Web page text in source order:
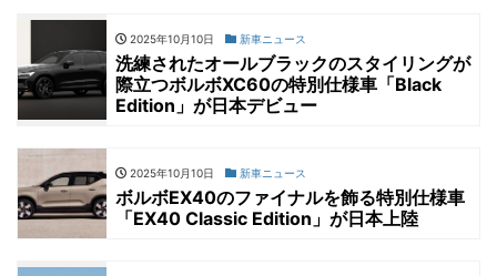
2025年10月10日 新車ニュース
洗練されたオールブラックのスタイリングが
際立つボルボXC60の特別仕様車「Black
Edition」が日本デビュー
2025年10月10日 新車ニュース
ボルボEX40のファイナルを飾る特別仕様車
「EX40 Classic Edition」が日本上陸